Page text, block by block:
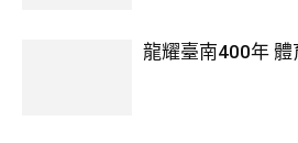
龍耀臺南400年 體